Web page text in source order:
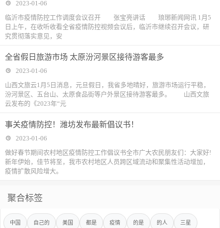
2023-01-06
临沂市疫情防控工作调度会议召开 张宝亮讲话 琅琊新闻网讯 1月5
日上午，在收听收看全省疫情防控视频会议后，临沂市继续召开会议，研
究贯彻落实意见，安
全省假日旅游市场 太原汾河景区接待游客最多
2023-01-06
山西文旅云1月5日消息，元旦假日，我省多地晴好，旅游市场运行平稳，
汾河景区、五台山、太原食品街等户外景区接待游客最多。 山西文旅
云发布的《2023年“元
事关疫情防控！潍坊发布最新倡议书！
2023-01-06
做好春节期间农村地区疫情防控工作倡议书全市广大农民朋友们：大家好!
新年伊始，佳节将至，我市农村地区人员跨区域流动和聚集性活动增加，
疫情扩散风险增大。
聚合标签
中国 自己的 美国 都是 疫情 的是 的人 三星